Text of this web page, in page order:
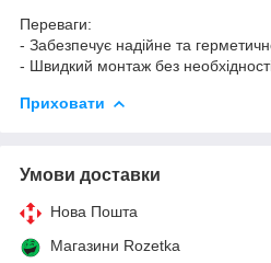
Переваги:
- Забезпечує надійне та
- Швидкий монтаж без
Приховати
Умови доставки
Нова Пошта
Магазини Rozetka